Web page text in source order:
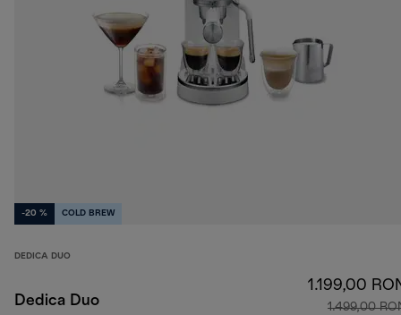
-20 % COLD BREW
DEDICA DUO
Dedica Duo
1.199,00
1.499,00